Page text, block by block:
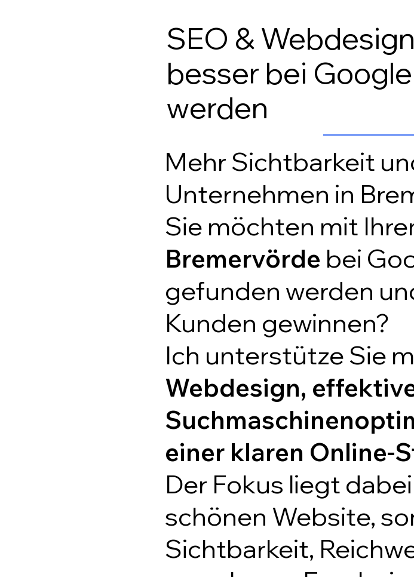
SEO &
besser bei
werden
Mehr Sichtbarkeit
Unternehmen in
Sie möchten mit
Bremervörde bei
gefunden werden
Kunden gewinnen?
Ich unterstütze Sie
Webdesign,
einer klaren Online-
Der Fokus liegt
schönen Website,
Sichtbarkeit,